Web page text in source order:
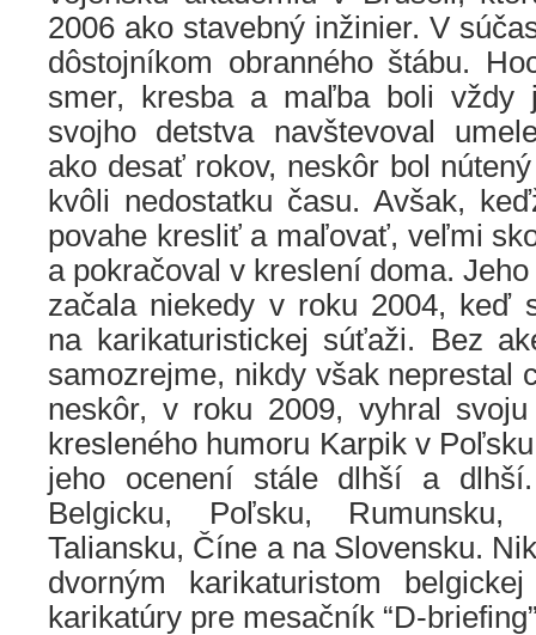
2006 ako stavebný inžinier. V
dôstojníkom obranného štábu.
smer, kresba a maľba boli vždy
svojho detstva navštevoval
ako desať rokov, neskôr bol
kvôli nedostatku času. Avšak,
povahe kresliť a maľovať, veľmi
a pokračoval v kreslení doma.
začala niekedy v roku 2004, keď
na karikaturistickej súťaži. Bez
samozrejme, nikdy však neprestal
neskôr, v roku 2009, vyhral
kresleného humoru Karpik v
jeho ocenení stále dlhší a
Belgicku, Poľsku, Rumunsku,
Taliansku, Číne a na Slovensku.
dvorným karikaturistom
karikatúry pre mesačník “D-